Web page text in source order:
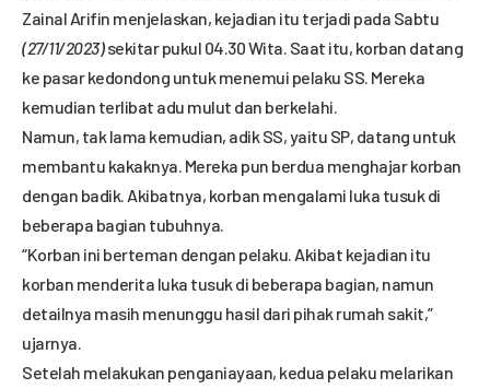
Zainal Arifin menjelaskan, kejadian itu terjadi pada Sabtu
(27/11/2023)sekitar pukul 04.30 Wita. Saat itu, korban datang
ke pasar kedondong untuk menemui pelaku SS. Mereka
kemudian terlibat adu mulut dan berkelahi.
Namun, tak lama kemudian, adik SS, yaitu SP, datang untuk
membantu kakaknya. Mereka pun berdua menghajar korban
dengan badik. Akibatnya, korban mengalami luka tusuk di
beberapa bagian tubuhnya.
“Korban ini berteman dengan pelaku. Akibat kejadian itu
korban menderita luka tusuk di beberapa bagian, namun
detailnya masih menunggu hasil dari pihak rumah sakit,”
ujarnya.
Setelah melakukan penganiayaan, kedua pelaku melarikan